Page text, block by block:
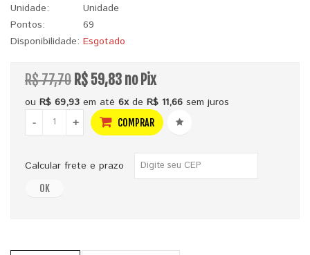
Unidade:
Unidade
Pontos:
69
Disponibilidade: Esgotado
R$ 77,70 R$ 59,83 no Pix
ou R$ 69,93 em até 6xde R$ 11,66 sem juros
-
+ COMPRAR
Calcular frete e prazo
OK